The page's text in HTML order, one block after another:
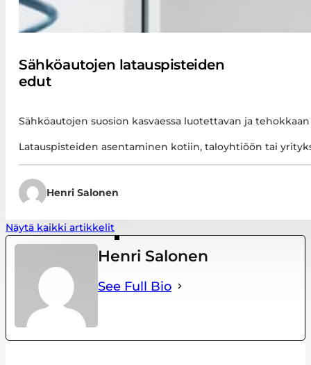
Sähköautojen latauspisteiden
edut
Sähköautojen suosion kasvaessa luotettavan ja
Latauspisteiden asentaminen kotiin, taloyhtiöön tai
Henri Salonen
Näytä kaikki artikkelit
Henri Salonen
See Full Bio